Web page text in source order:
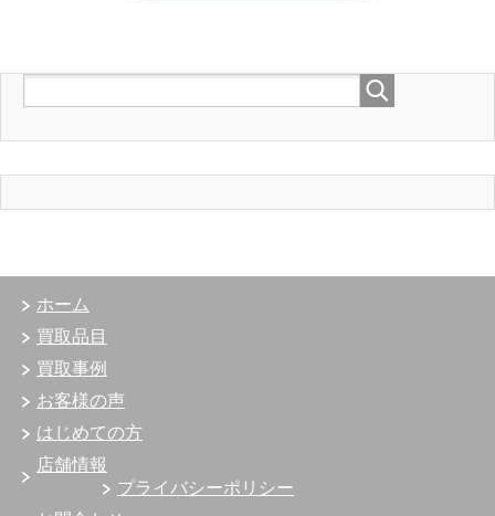
ホーム
買取品目
買取事例
お客様の声
はじめての方
店舗情報
プライバシーポリシー